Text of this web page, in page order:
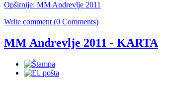
Opširnije: MM Andrevlje 2011
Write comment (0 Comments)
MM Andrevlje 2011 - KARTA